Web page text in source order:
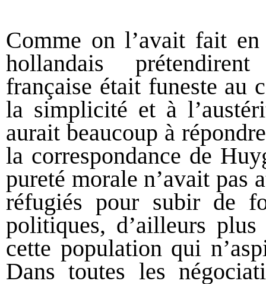
Comme on l’avait fait en
hollandais
française était funeste au
la simplicité et à
aurait beaucoup à
la correspondance de
pureté morale n’avait pas
réfugiés pour subir de
politiques, d’ailleurs
cette population qui
Dans toutes les